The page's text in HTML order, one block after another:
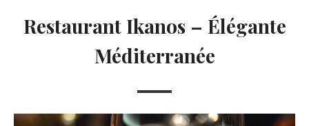
Restaurant Ikanos – Élégante
Méditerranée